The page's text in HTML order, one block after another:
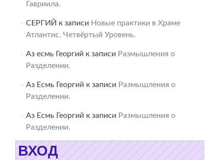
Гавриила.
СЕРГИЙ к записи Новые практики в Храме
Атлантис. Четвёртый Уровень.
Аз есмь Георгий к записи Размышления о
Разделении.
Аз Есмь Георгий к записи Размышления о
Разделении.
Аз Есмь Георгий к записи Размышления о
Разделении.
ВХОД